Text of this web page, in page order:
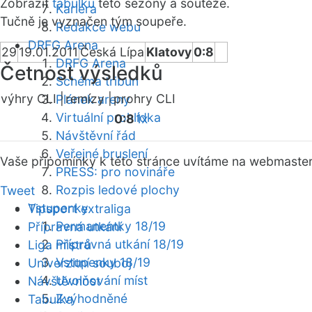
Kariéra
Redakce webu
DRFG Arena
DRFG Arena
Schéma tribun
Plánek areny
Virtuální prohlídka
Návštěvní řád
Veřejné bruslení
PRESS: pro novináře
Rozpis ledové plochy
Vstupenky
Permanentky 18/19
Přípravná utkání 18/19
Vstupenky 18/19
Uvolňování míst
Zvýhodněné
Zobrazit tabulku této sezóny a soutěže.
Tučně je vyznačen tým soupeře.
2919.01.2011 Česká Lípa Klatovy0:8
Četnost výsledků
výhry CLI |remízy |prohry CLI
0:81x
Vaše připomínky k této stránce uvítáme na webmaster
Tweet
Tipsport extraliga
Přípravná utkání
Liga mistrů
Univerzitní souboj
Návštěvnost
Tabulka